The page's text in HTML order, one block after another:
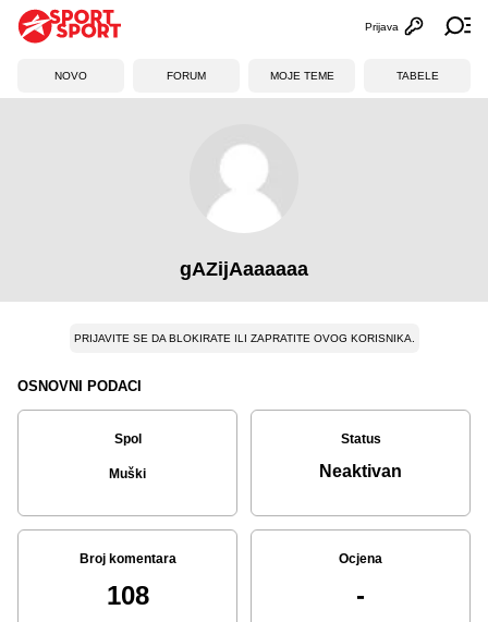
Otvori
Prijava
NOVO FORUM MOJE TEME TABELE
gAZijAaaaaaa
PRIJAVITE SE DA BLOKIRATE ILI ZAPRATITE OVOG KORISNIKA.
OSNOVNI PODACI
Spol
Muški
Status
Neaktivan
Broj komentara
108
Ocjena
-